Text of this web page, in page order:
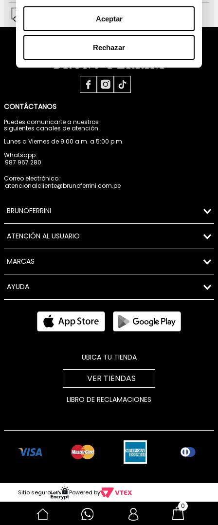
Aceptar
Rechazar
0
Envío a Lima y a provincias.
CONTÁCTANOS
Puedes comunicarte a nuestros
siguientes canales de atención
Lunes a Viernes de 9:00 a.m. a 5:00 p.m.
Whatsapp:
987 967 280
Correo electrónico:
atencionalcliente@brunoferrini.com.pe
BRUNOFERRINI
ATENCIÓN AL USUARIO
MARCAS
AYUDA
UBICA TU TIENDA
VER TIENDAS
LIBRO DE RECLAMACIONES
Sitio seguro Powered by